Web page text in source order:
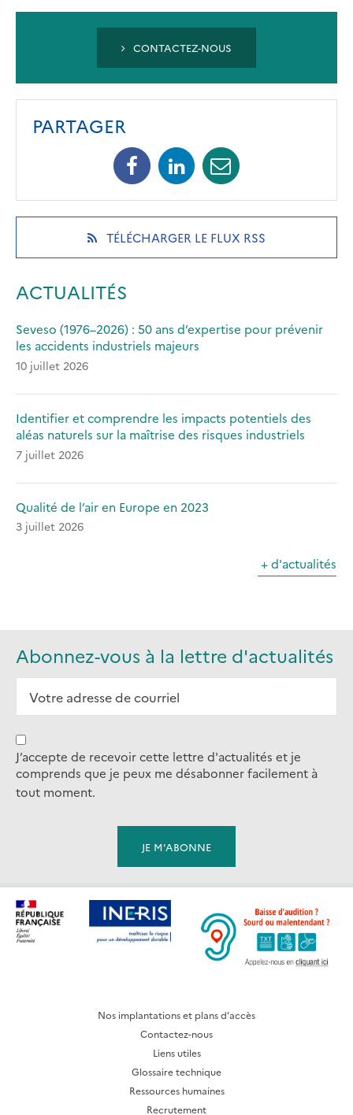
CONTACTEZ-NOUS
PARTAGER
Facebook
(opens
a
new
tab)
Linkedin
(opens
a
new
tab)
Mail
(opens
a
new
tab)
TÉLÉCHARGER LE FLUX RSS(OPENS
ACTUALITÉS
Seveso (1976–2026) : 50 ans d’expertise pour prévenir
les accidents industriels majeurs
10 juillet 2026
Identifier et comprendre les impacts potentiels des
aléas naturels sur la maîtrise des risques industriels
7 juillet 2026
Qualité de l’air en Europe en 2023
3 juillet 2026
+ d'actualités
Abonnez-vous à la lettre d'actualités
J’accepte de recevoir cette lettre d'actualités et je
comprends que je peux me désabonner facilement à
tout moment.
Nos implantations et plans d’accès
Contactez-nous
Liens utiles
Glossaire technique
Ressources humaines
Recrutement